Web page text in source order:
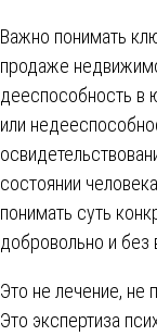
Важно понимать
продаже
дееспособность в
или
состоянии
понимать суть
добровольно и без
Это не лечение, не
Это экспертиза